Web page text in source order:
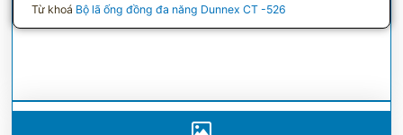
Từ khoá Bộ lã ống đồng đa năng Dunnex CT -526